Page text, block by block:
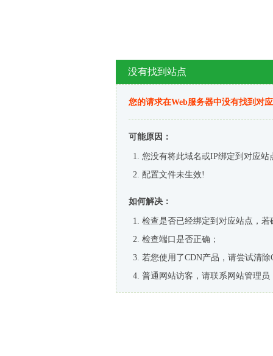
没有找到站点
您的请求在Web服务器中没有找到对
可能原因：
您没有将此域名或IP绑定到对应站
配置文件未生效!
如何解决：
检查是否已经绑定到对应站点，
检查端口是否正确；
若您使用了CDN产品，请尝试清除
普通网站访客，请联系网站管理员